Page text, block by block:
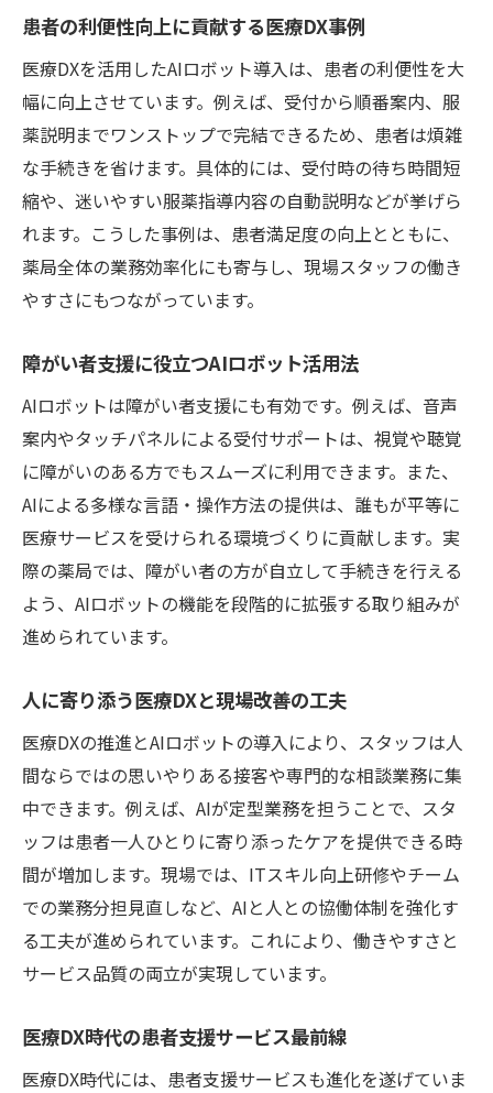
患者の利便性向上に貢献する医療DX事例
医療DXを活用したAIロボット導入は、患者の利便性を大
幅に向上させています。例えば、受付から順番案内、服
薬説明までワンストップで完結できるため、患者は煩雑
な手続きを省けます。具体的には、受付時の待ち時間短
縮や、迷いやすい服薬指導内容の自動説明などが挙げら
れます。こうした事例は、患者満足度の向上とともに、
薬局全体の業務効率化にも寄与し、現場スタッフの働き
やすさにもつながっています。
障がい者支援に役立つAIロボット活用法
AIロボットは障がい者支援にも有効です。例えば、音声
案内やタッチパネルによる受付サポートは、視覚や聴覚
に障がいのある方でもスムーズに利用できます。また、
AIによる多様な言語・操作方法の提供は、誰もが平等に
医療サービスを受けられる環境づくりに貢献します。実
際の薬局では、障がい者の方が自立して手続きを行える
よう、AIロボットの機能を段階的に拡張する取り組みが
進められています。
人に寄り添う医療DXと現場改善の工夫
医療DXの推進とAIロボットの導入により、スタッフは人
間ならではの思いやりある接客や専門的な相談業務に集
中できます。例えば、AIが定型業務を担うことで、スタ
ッフは患者一人ひとりに寄り添ったケアを提供できる時
間が増加します。現場では、ITスキル向上研修やチーム
での業務分担見直しなど、AIと人との協働体制を強化す
る工夫が進められています。これにより、働きやすさと
サービス品質の両立が実現しています。
医療DX時代の患者支援サービス最前線
医療DX時代には、患者支援サービスも進化を遂げていま